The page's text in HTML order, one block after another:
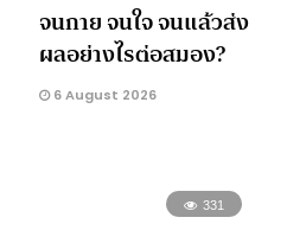
จนกาย จนใจ จนแล้วส่ง
ผลอย่างไรต่อสมอง?
6 August 2026
331